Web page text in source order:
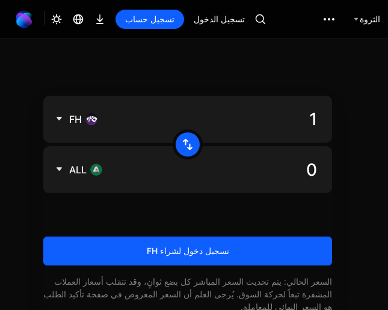
الثروة تسجيل الدخول تسجيل حساب
FH
ALL
تسجيل دخول لشراء FH
السعر الحالي: يتم تحديث السعر المباشر كل بضع ثوانٍ، وقد تتقلب أسعار العملات
المشفرة تبعاً لحركة السوق. يُرجى العلم أن السعر المعروض في صفحة تأكيد الطلب
هو السعر النهائي للمعاملة.